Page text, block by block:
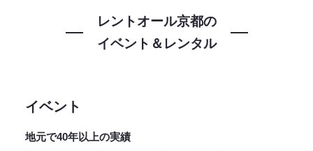
レントオール京都の
イベント＆レンタル
イベント
地元で40年以上の実績